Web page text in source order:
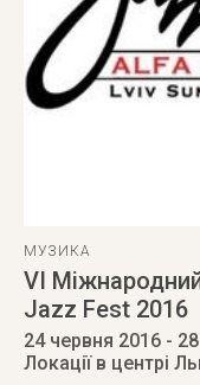
МУЗИКА
VI
Jazz Fest 2016
24 червня 2016 -
Локації в центрі